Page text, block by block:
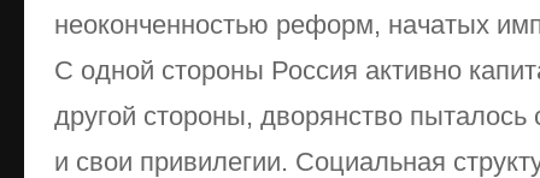
неоконченностью реформ, начатых
С одной стороны Россия активно
другой стороны, дворянство пыталось
и свои привилегии. Социальная